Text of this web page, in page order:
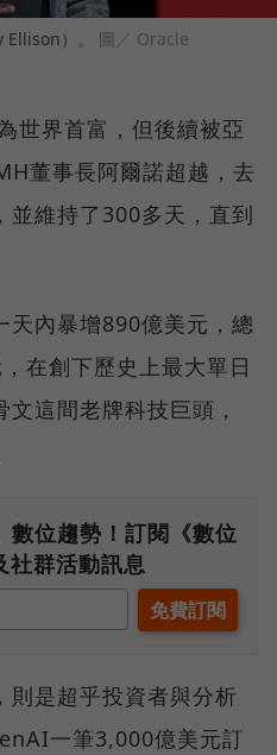
）。 圖／ Oracle
世界首富，但後續被亞
董事長阿爾諾超越，去
並維持了300多天，直到
天內暴增890億美元，總
在創下歷史上最大單日
這間老牌科技巨頭，
位趨勢！訂閱《數位
社群活動訊息
則是超乎投資者與分析
一筆3,000億美元訂